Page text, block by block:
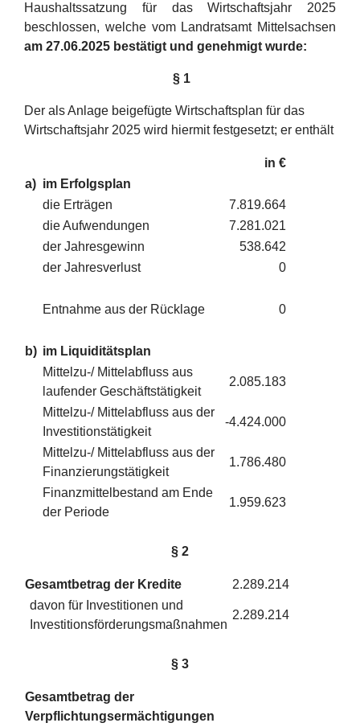
Haushaltssatzung für das Wirtschaftsjahr 2025
beschlossen, welche vom Landratsamt Mittelsachsen
am 27.06.2025 bestätigt und genehmigt wurde:
§ 1
Der als Anlage beigefügte Wirtschaftsplan für das
Wirtschaftsjahr 2025 wird hiermit festgesetzt; er enthält
in €
a) im Erfolgsplan
die Erträgen
7.819.664
die Aufwendungen
7.281.021
der Jahresgewinn
538.642
der Jahresverlust
0
Entnahme aus der Rücklage 0
b) im Liquiditätsplan
Mittelzu-/ Mittelabfluss aus
laufender Geschäftstätigkeit
2.085.183
Mittelzu-/ Mittelabfluss aus der
Investitionstätigkeit
-4.424.000
Mittelzu-/ Mittelabfluss aus der
Finanzierungstätigkeit
1.786.480
Finanzmittelbestand am Ende
der Periode
1.959.623
§ 2
Gesamtbetrag der Kredite
2.289.214
davon für Investitionen und
Investitionsförderungsmaßnahmen
2.289.214
§ 3
Gesamtbetrag der
Verpflichtungsermächtigungen